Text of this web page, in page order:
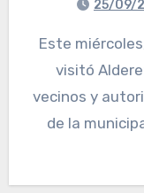
25/09/
Este miércoles, el gobernador, Osvaldo Jaldo,
visitó
vecinos y
de la